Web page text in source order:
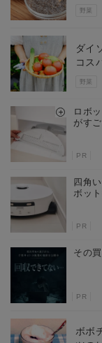
野菜
野菜
ダイ
コス
ロボ
がす
PR
四角
ボッ
PR
その
PR
ボボ